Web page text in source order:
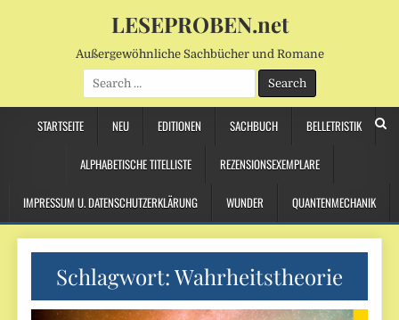
LESEPROBEN.net
Außergewöhnliche Sachbücher und Romane
Search
for:
STARTSEITE NEU EDITIONEN SACHBUCH BELLETRISTIK
ALPHABETISCHE TITELLISTE REZENSIONSEXEMPLARE
IMPRESSUM U. DATENSCHUTZERKLÄRUNG WUNDER QUANTENMECHANIK
Schlagwort:Wahrheitstheorie